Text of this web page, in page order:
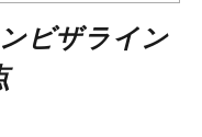
ビザライン